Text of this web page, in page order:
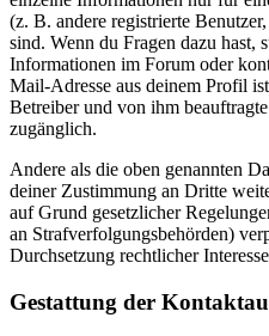
(z. B. andere registrierte
sind. Wenn du Fragen dazu hast,
Informationen im Forum oder
Mail-Adresse aus deinem Profil
Betreiber und von ihm
zugänglich.
Andere als die oben genannten
deiner Zustimmung an Dritte
auf Grund gesetzlicher
an Strafverfolgungsbehörden)
Durchsetzung rechtlicher
Gestattung der